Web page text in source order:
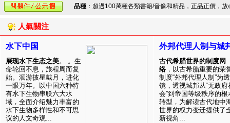
品種 ：超過100萬種各類書籍/音像和精品，正品正價，
人氣關注
水下中国
展现水下生态之美。 。生
命轮回不息，旅程周而复
始。洄游披星戴月，进化
一眼万年。以中国六种特
有水下生物串联六大水
域，全面介绍魅力丰富的
水下生物多样性和不可思
议的人文奇观...
外邦代理人制与城
古代希腊世界的制度网
络 ，以古希腊重要的荣
制度“外邦代理人制”为透
镜，透视城邦从“无政府
会”到帝国等级秩序的根
转型，为解读古代地中
世界的权力变迁提供了
新视角...